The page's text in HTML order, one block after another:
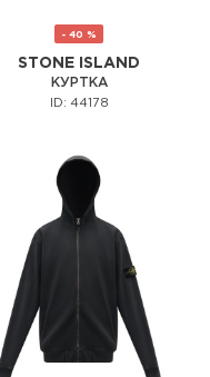
- 40 %
STONE ISLAND
КУРТКА
ID: 44178